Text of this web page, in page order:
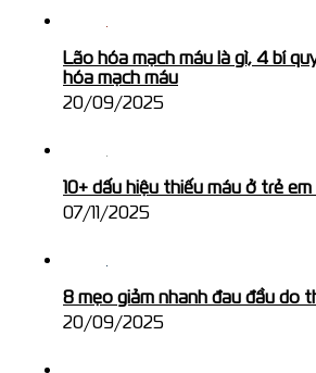
Lão hóa mạch máu là gì, 4 bí
hóa mạch máu
20/09/2025
10+ dấu hiệu thiếu máu ở trẻ
07/11/2025
8 mẹo giảm nhanh đau đầu do
20/09/2025